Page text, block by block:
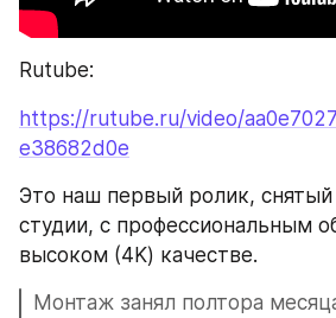
Rutube:
https://rutube.ru/video/
e38682d0e
Это наш первый ролик,
студии, с профессиональным
высоком (4K) качестве.
Монтаж занял полтора